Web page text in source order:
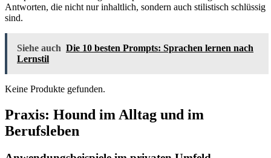
Antworten, die nicht nur inhaltlich, sondern auch stilistisch schlüssig
sind.
Siehe auch Die 10 besten Prompts: Sprachen lernen nach
Lernstil
Keine Produkte gefunden.
Praxis: Hound im Alltag und im
Berufsleben